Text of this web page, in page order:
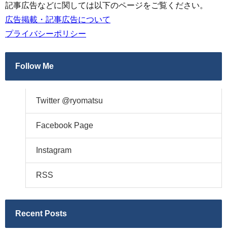
記事広告などに関しては以下のページをご覧ください。
広告掲載・記事広告について
プライバシーポリシー
Follow Me
Twitter @ryomatsu
Facebook Page
Instagram
RSS
Recent Posts